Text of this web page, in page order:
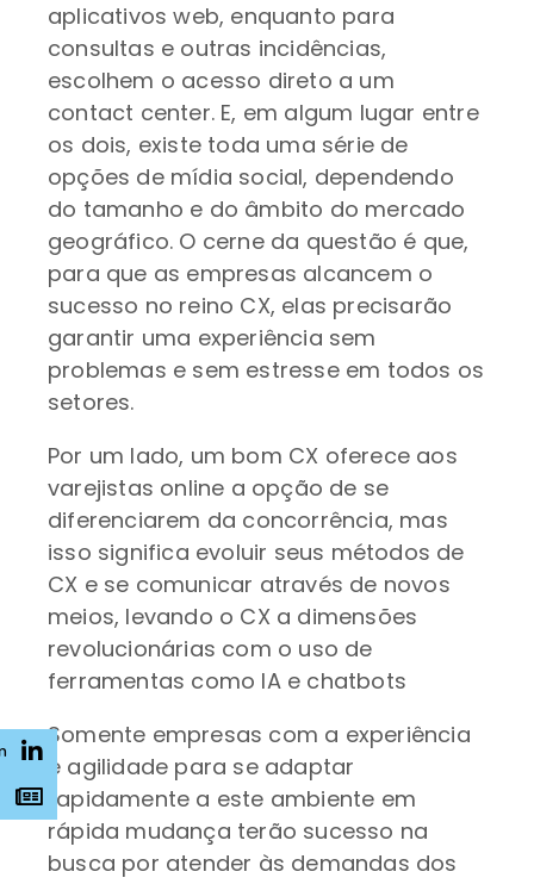
aplicativos web, enquanto para
consultas e outras incidências,
escolhem o acesso direto a um
contact center. E, em algum lugar entre
os dois, existe toda uma série de
opções de mídia social, dependendo
do tamanho e do âmbito do mercado
geográfico. O cerne da questão é que,
para que as empresas alcancem o
sucesso no reino CX, elas precisarão
garantir uma experiência sem
problemas e sem estresse em todos os
setores.
Por um lado, um bom CX oferece aos
varejistas online a opção de se
diferenciarem da concorrência, mas
isso significa evoluir seus métodos de
CX e se comunicar através de novos
meios, levando o CX a dimensões
revolucionárias com o uso de
ferramentas como IA e chatbots
Somente empresas com a experiência
e agilidade para se adaptar
rapidamente a este ambiente em
rápida mudança terão sucesso na
busca por atender às demandas dos